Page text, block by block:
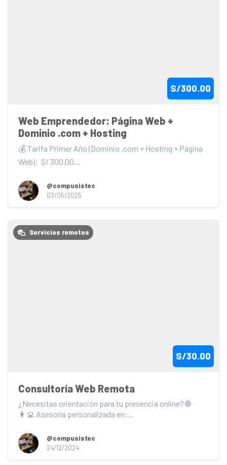
S/300.00
Web Emprendedor: Página Web +
Dominio .com + Hosting
💰 Tarifa Primer Año (Dominio .com + Hosting + Página
Web):  S/ 300.00
🔄 Renovación Anual (Domin...
@compusistec
03/05/2025
Servicios remotos
S/30.00
Consultoría Web Remota
¿Necesitas orientación para tu presencia online? 🌐
👩‍💻 Asesoría personalizada en:
Páginas web...@compusistec
24/12/2024